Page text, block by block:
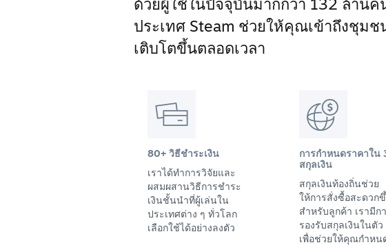
ประเทศ Steam ช่วยให้คุณเข้าถึงชุม
เติบโตขึ้นตลอดเวลา
80+ วิธีชำระเงิน
เราได้ทำการวิจัยและ
ผสมผสานวิธีการชำระ
เงินชั้นนำที่ผู้เล่นใน
ประเทศต่าง ๆ ทั่วโลก
เลือกใช้ได้อย่างลงตัว
การกำหนดราคาใน
สกุลเงิน
สกุลเงินท้องถิ่นช่วย
ให้การสั่งซื้อสะดวก
สำหรับลูกค้า เรามีก
รองรับสกุลเงินในตัว
เพื่อช่วยให้คุณกำหน